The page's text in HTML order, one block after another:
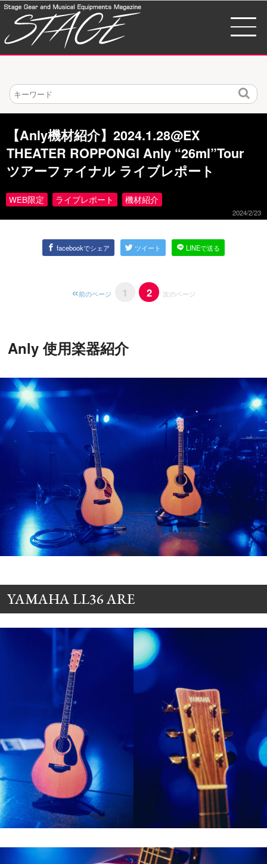
検
【Anly機材紹介】2024.1.28@EX
THEATER ROPPONGI Anly “26ml”Tour
ツアーファイナル ライブレポート
WEB限定 ライブレポート 機材紹介
2024/2/23
facebookでシェア ツイート LINEで送る
前のページ 1 2 次のページ
Anly 使用楽器紹介
YAMAHA LL36 ARE